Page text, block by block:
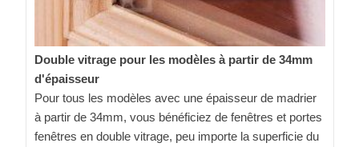
Double vitrage pour les modèles à partir de 34mm
d'épaisseur
Pour tous les modèles avec une épaisseur de madrier
à partir de 34mm, vous bénéficiez de fenêtres et portes
fenêtres en double vitrage, peu importe la superficie du